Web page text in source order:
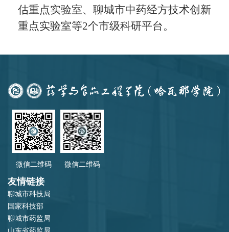
估重点实验室、聊城市中药经方技术创新
重点实验室等2个市级科研平台。
微信二维码 微信二维码
友情链接
聊城市科技局
国家科技部
聊城市药监局
山东省药监局